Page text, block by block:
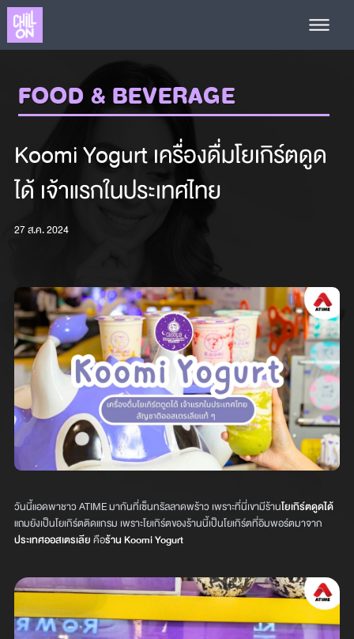
FOOD & BEVERAGE
Koomi Yogurt เครื่องดื่มโยเกิร์ตดูด
ได้ เจ้าแรกในประเทศไทย
27 ส.ค. 2024
วันนี้แอดพาชาว ATIME มากันที่เซ็นทรัลลาดพร้าว เพราะที่นี่เขามีร้านโยเกิร์ตดูดได้
แถมยังเป็นโยเกิร์ตติดแกรม เพราะโยเกิร์ตของร้านนี้เป็นโยเกิร์ตที่อิมพอร์ตมาจาก
ประเทศออสเตรเลียคือร้าน Koomi Yogurt